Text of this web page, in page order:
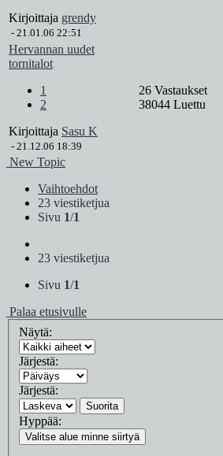
Kirjoittaja grendy
- 21.01.06 22:51
Hervannan uudet
tornitalot
1
2
Kirjoittaja Sasu K
- 21.12.06 18:39
26 Vastaukset
38044 Luettu
New Topic
Vaihtoehdot
23 viestiketjua
Sivu 1/1
23 viestiketjua
Sivu 1/1
Palaa etusivulle
Näytä:
Järjestä:
Järjestä:
Suorita
Hyppää:
Valitse alue minne siirtyä